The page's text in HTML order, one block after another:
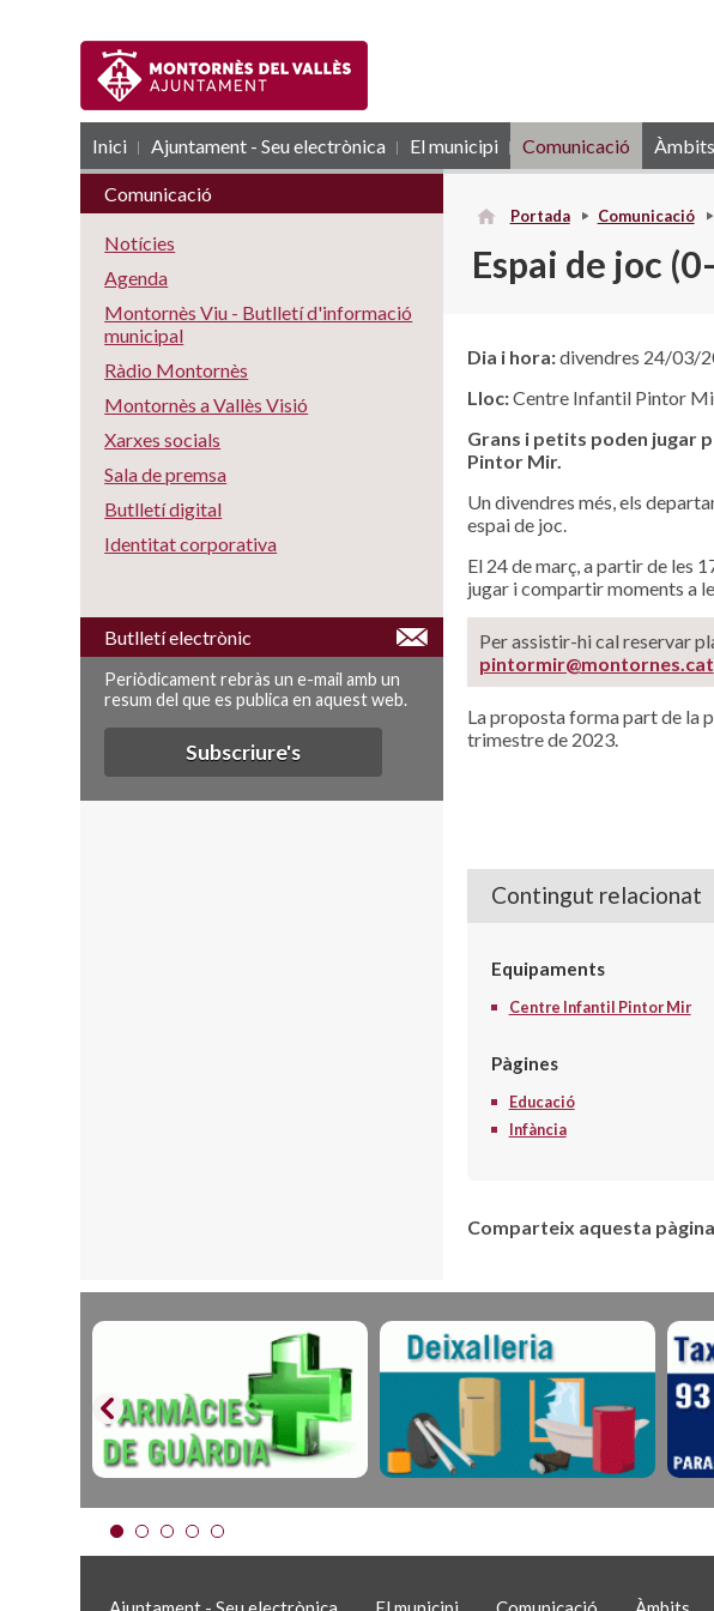
Inici Ajuntament - Seu electrònica El municipi Comunicació Àmbits
RSS
Portada Comunicació
Espai de joc
Dia i hora:divendres 24/03/
Lloc:Centre Infantil Pintor
Grans i petits poden jugar
Pintor Mir.
Un divendres més, els
espai de joc.
El 24 de març, a partir de les
jugar i compartir moments a
Per assistir-hi cal reservar
pintormir@montornes.cat
La proposta forma part de la
trimestre de 2023.
Contingut relacionat
Equipaments
Centre Infantil Pintor Mir
Pàgines
Educació
Infància
Comparteix aquesta
Comunicació
Notícies
Agenda
Montornès Viu - Butlletí d'informació
municipal
Ràdio Montornès
Montornès a Vallès Visió
Xarxes socials
Sala de premsa
Butlletí digital
Identitat corporativa
Butlletí electrònic
Periòdicament rebràs un e-mail amb un
resum del que es publica en aquest web.
Subscriure's